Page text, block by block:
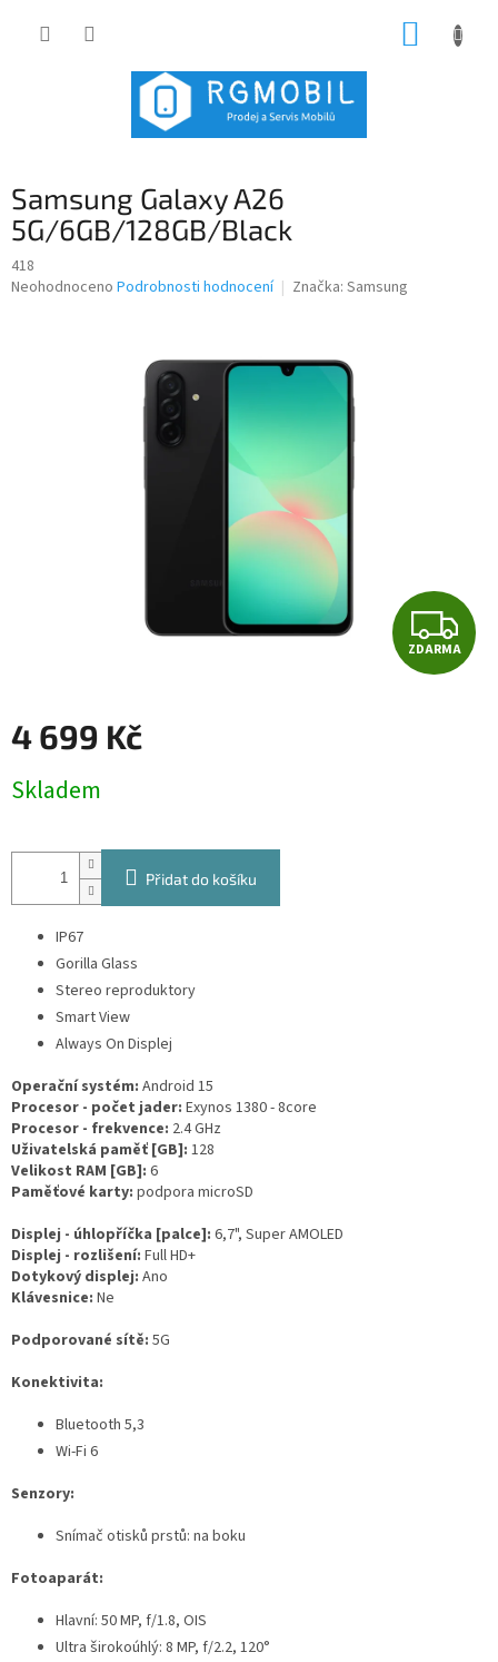
Samsung Galaxy A26
5G/6GB/128GB/Black
418
Průměrné
Neohodnoceno Podrobnosti hodnocení Značka: Samsung
Z
D
ZDARMA
4 699 Kč
cena:
Skladem
Přidat do košíku
IP67
Gorilla Glass
Stereo reproduktory
Smart View
Always On Displej
Operační systém: Android 15
Procesor - počet jader: Exynos 1380 - 8core
Procesor - frekvence: 2.4 GHz
Uživatelská paměť [GB]: 128
Velikost RAM [GB]: 6
Paměťové karty: podpora microSD
Displej - úhlopříčka [palce]: 6,7", Super AMOLED
Displej - rozlišení: Full HD+
Dotykový displej: Ano
Klávesnice: Ne
Podporované sítě: 5G
Konektivita:
Bluetooth 5,3
Wi-Fi 6
Senzory:
Snímač otisků prstů: na boku
Fotoaparát:
Hlavní: 50 MP, f/1.8, OIS
Ultra širokoúhlý: 8 MP, f/2.2, 120°